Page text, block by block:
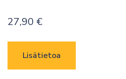
27,90 €
Lisätietoa